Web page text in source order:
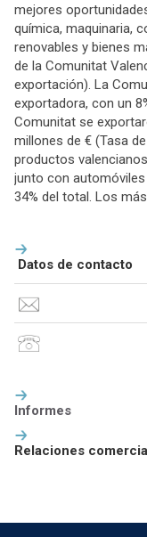
mejores
química, maquinaria,
renovables y bienes
de la Comunitat
exportación). La
exportadora, con un
Comunitat se
millones de € (Tasa
productos
junto con
34% del total. Los
Datos de contacto
Informes
Relaciones